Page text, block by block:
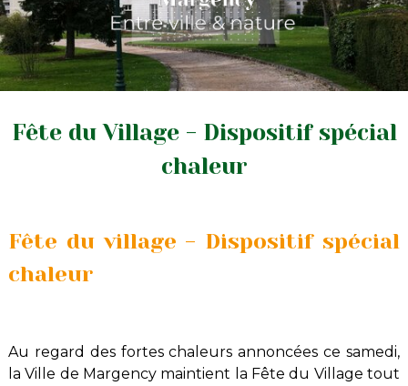
Fête du Village - Dispositif spécial
chaleur
Fête du village - Dispositif spécial
chaleur
Au regard des fortes chaleurs annoncées ce samedi,
la Ville de Margency maintient la Fête du Village tout